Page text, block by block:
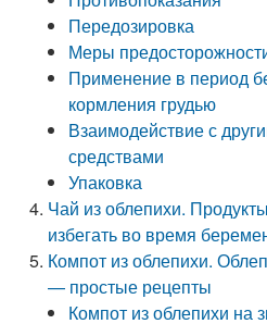
Передозировка
Меры
Применение в период
кормления грудью
Взаимодействие с
средствами
Упаковка
Чай из облепихи.
избегать во время
Компот из облепихи.
— простые рецепты
Компот из облепихи на